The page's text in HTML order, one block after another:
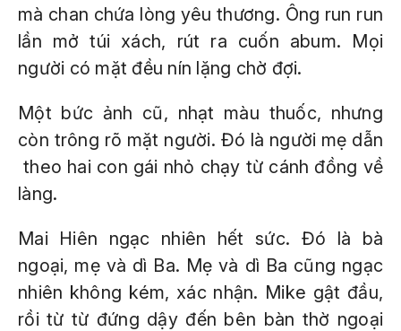
mà chan chứa lòng yêu thương. Ông run run
lần mở túi xách, rút ra cuốn abum. Mọi
người có mặt đều nín lặng chờ đợi.
Một bức ảnh cũ, nhạt màu thuốc, nhưng
còn trông rõ mặt người. Đó là người mẹ dẫn
theo hai con gái nhỏ chạy từ cánh đồng về
làng.
Mai Hiên ngạc nhiên hết sức. Đó là bà
ngoại, mẹ và dì Ba. Mẹ và dì Ba cũng ngạc
nhiên không kém, xác nhận. Mike gật đầu,
rồi từ từ đứng dậy đến bên bàn thờ ngoại